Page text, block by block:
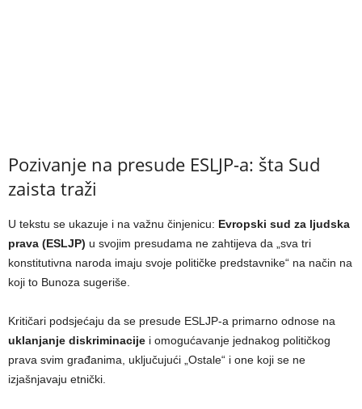
Pozivanje na presude ESLJP-a: šta Sud
zaista traži
U tekstu se ukazuje i na važnu činjenicu: Evropski sud za ljudska
prava (ESLJP) u svojim presudama ne zahtijeva da „sva tri
konstitutivna naroda imaju svoje političke predstavnike“ na način na
koji to Bunoza sugeriše.
Kritičari podsjećaju da se presude ESLJP-a primarno odnose na
uklanjanje diskriminacije i omogućavanje jednakog političkog
prava svim građanima, uključujući „Ostale“ i one koji se ne
izjašnjavaju etnički.